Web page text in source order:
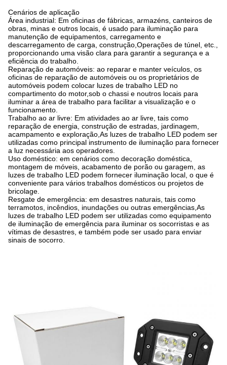
Cenários de aplicação
Área industrial: Em oficinas de fábricas, armazéns, canteiros de
obras, minas e outros locais, é usado para iluminação para
manutenção de equipamentos, carregamento e
descarregamento de carga, construção,Operações de túnel, etc.,
proporcionando uma visão clara para garantir a segurança e a
eficiência do trabalho.
Reparação de automóveis: ao reparar e manter veículos, os
oficinas de reparação de automóveis ou os proprietários de
automóveis podem colocar luzes de trabalho LED no
compartimento do motor,sob o chassi e noutros locais para
iluminar a área de trabalho para facilitar a visualização e o
funcionamento.
Trabalho ao ar livre: Em atividades ao ar livre, tais como
reparação de energia, construção de estradas, jardinagem,
acampamento e exploração,As luzes de trabalho LED podem ser
utilizadas como principal instrumento de iluminação para fornecer
a luz necessária aos operadores.
Uso doméstico: em cenários como decoração doméstica,
montagem de móveis, acabamento de porão ou garagem, as
luzes de trabalho LED podem fornecer iluminação local, o que é
conveniente para vários trabalhos domésticos ou projetos de
bricolage.
Resgate de emergência: em desastres naturais, tais como
terramotos, incêndios, inundações ou outras emergências,As
luzes de trabalho LED podem ser utilizadas como equipamento
de iluminação de emergência para iluminar os socorristas e as
vítimas de desastres, e também pode ser usado para enviar
sinais de socorro.